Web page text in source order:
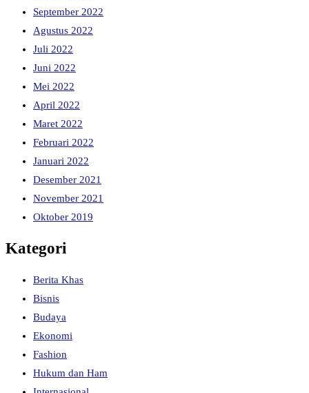
September 2022
Agustus 2022
Juli 2022
Juni 2022
Mei 2022
April 2022
Maret 2022
Februari 2022
Januari 2022
Desember 2021
November 2021
Oktober 2019
Kategori
Berita Khas
Bisnis
Budaya
Ekonomi
Fashion
Hukum dan Ham